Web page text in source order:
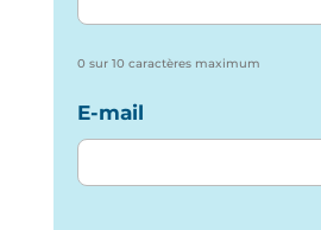
0 sur 10 caractères maximum
E-mail